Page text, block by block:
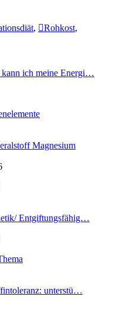
, Rohkost,
kann ich meine Energi…
Magnesium
Entgiftungsfähig…
unterstü…